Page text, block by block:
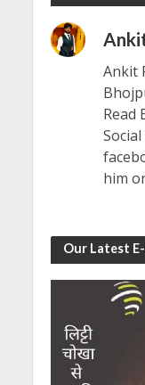
Ankit
Read
him
Our Latest